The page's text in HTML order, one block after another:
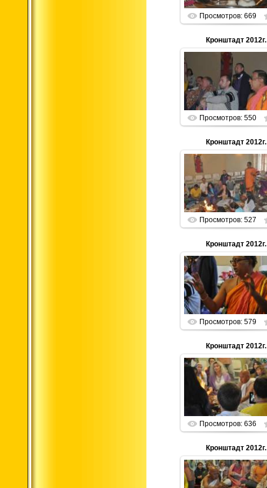
Просмотров: 669
Кронштадт 2012г.
01.01.2013
Parabrahman
Просмотров: 550
Кронштадт 2012г.
01.01.2013
Parabrahman
Просмотров: 527
Кронштадт 2012г.
01.01.2013
Parabrahman
Просмотров: 579
Кронштадт 2012г.
01.01.2013
Parabrahman
Просмотров: 636
Кронштадт 2012г.
01.01.2013